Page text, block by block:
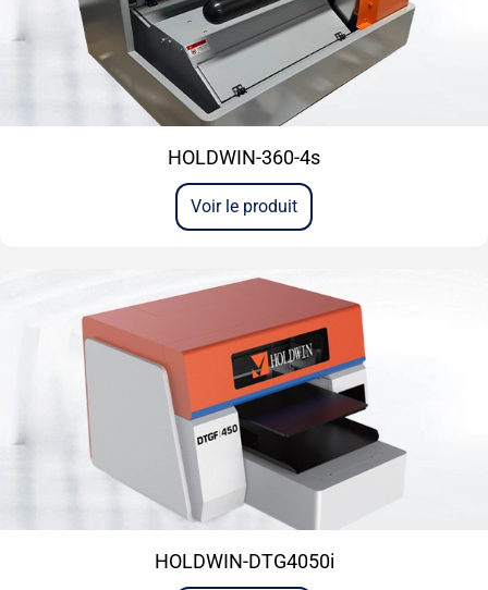
HOLDWIN-360-4s
Voir le produit
HOLDWIN-DTG4050i